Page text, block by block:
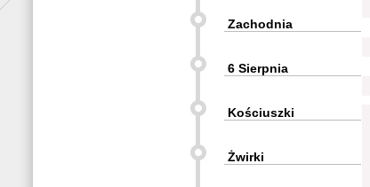
Zachodnia
6 Sierpnia
Kościuszki
Żwirki